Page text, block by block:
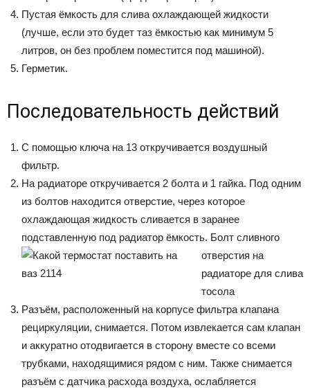
Пустая ёмкость для слива охлаждающей жидкости
(лучше, если это будет таз ёмкостью как минимум 5
литров, он без проблем поместится под машиной).
Герметик.
Последовательность действий
С помощью ключа на 13 откручивается воздушный
фильтр.
На радиаторе откручивается 2 болта и 1 гайка. Под одним
из болтов находится отверстие, через которое
охлаждающая жидкость сливается в заранее
подставленную под радиатор ёмкость. Болт сливного
отверстия на
радиаторе для слива
тосола
Разъём, расположенный на корпусе фильтра клапана
рециркуляции, снимается. Потом извлекается сам клапан
и аккуратно отодвигается в сторону вместе со всеми
трубками, находящимися рядом с ним. Также снимается
разъём с датчика расхода воздуха, ослабляется